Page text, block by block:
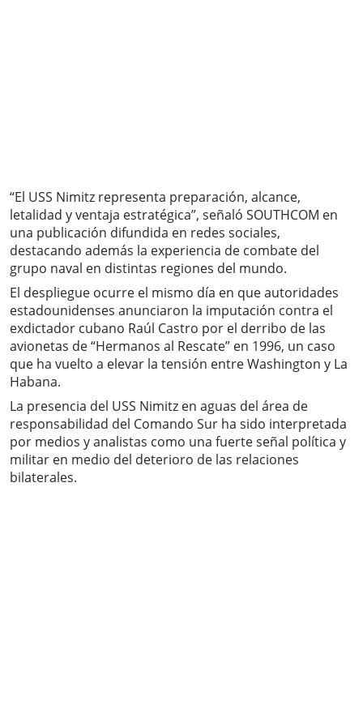
“El USS Nimitz representa preparación, alcance,
letalidad y ventaja estratégica”, señaló SOUTHCOM en
una publicación difundida en redes sociales,
destacando además la experiencia de combate del
grupo naval en distintas regiones del mundo.
El despliegue ocurre el mismo día en que autoridades
estadounidenses anunciaron la imputación contra el
exdictador cubano Raúl Castro por el derribo de las
avionetas de “Hermanos al Rescate” en 1996, un caso
que ha vuelto a elevar la tensión entre Washington y La
Habana.
La presencia del USS Nimitz en aguas del área de
responsabilidad del Comando Sur ha sido interpretada
por medios y analistas como una fuerte señal política y
militar en medio del deterioro de las relaciones
bilaterales.